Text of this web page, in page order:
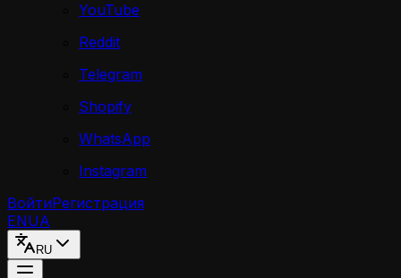
YouTube
Reddit
Telegram
Shopify
WhatsApp
Instagram
ВойтиРегистрация
ENUA
RU